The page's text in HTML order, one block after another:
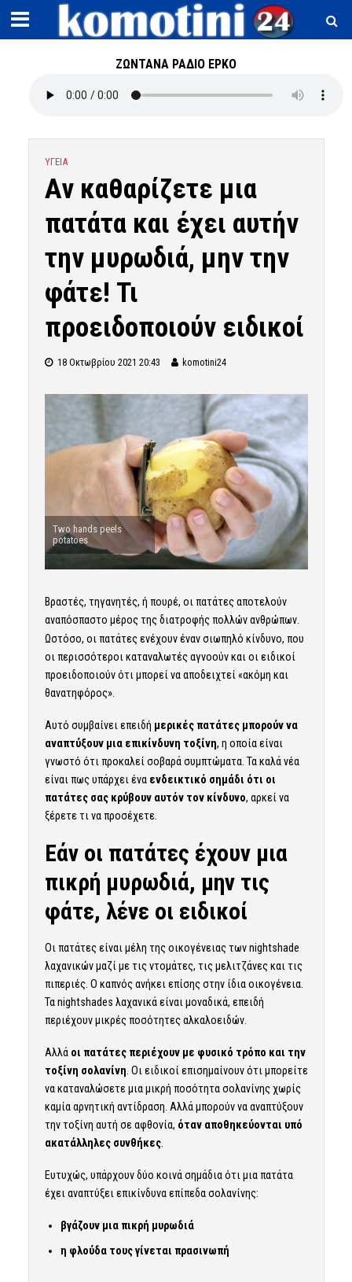
ΖΩΝΤΑΝΑ ΡΑΔΙΟ ΕΡΚΟ
ΥΓΕΙΑ
Αν καθαρίζετε μια
πατάτα και έχει αυτήν
την μυρωδιά, μην την
φάτε! Τι
προειδοποιούν ειδικοί
18 Οκτωβρίου 2021 20:43 komotini24
Two hands peels
potatoes
Βραστές, τηγανητές, ή πουρέ, οι πατάτες αποτελούν
αναπόσπαστο μέρος της διατροφής πολλών ανθρώπων.
Ωστόσο, οι πατάτες ενέχουν έναν σιωπηλό κίνδυνο, που
οι περισσότεροι καταναλωτές αγνοούν και οι ειδικοί
προειδοποιούν ότι μπορεί να αποδειχτεί «ακόμη και
θανατηφόρος».
Αυτό συμβαίνει επειδή μερικές πατάτες μπορούν να
αναπτύξουν μια επικίνδυνη τοξίνη, η οποία είναι
γνωστό ότι προκαλεί σοβαρά συμπτώματα. Τα καλά νέα
είναι πως υπάρχει ένα ενδεικτικό σημάδι ότι οι
πατάτες σας κρύβουν αυτόν τον κίνδυνο, αρκεί να
ξέρετε τι να προσέχετε.
Εάν οι πατάτες έχουν μια
πικρή μυρωδιά, μην τις
φάτε, λένε οι ειδικοί
Οι πατάτες είναι μέλη της οικογένειας των nightshade
λαχανικών μαζί με τις ντομάτες, τις μελιτζάνες και τις
πιπεριές. Ο καπνός ανήκει επίσης στην ίδια οικογένεια.
Τα nightshades λαχανικά είναι μοναδικά, επειδή
περιέχουν μικρές ποσότητες αλκαλοειδών.
Αλλά οι πατάτες περιέχουν με φυσικό τρόπο και την
τοξίνη σολανίνη . Οι ειδικοί επισημαίνουν ότι μπορείτε
να καταναλώσετε μια μικρή ποσότητα σολανίνης χωρίς
καμία αρνητική αντίδραση. Αλλά μπορούν να αναπτύξουν
την τοξίνη αυτή σε αφθονία, όταν αποθηκεύονται υπό
ακατάλληλες συνθήκες.
Ευτυχώς, υπάρχουν δύο κοινά σημάδια ότι μια πατάτα
έχει αναπτύξει επικίνδυνα επίπεδα σολανίνης:
βγάζουν μια πικρή μυρωδιά
η φλούδα τους γίνεται πρασινωπή